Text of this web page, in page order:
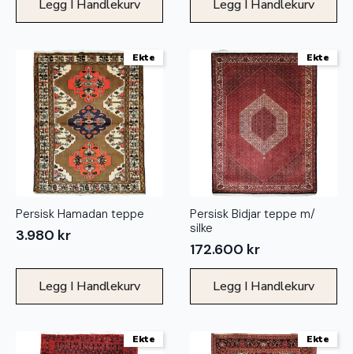
Legg I Handlekurv Legg I Handlekurv
Ekte
Persisk Hamadan teppe
3.980 kr
Legg I Handlekurv
Ekte
Persisk Bidjar teppe m/
silke
172.600 kr
Legg I Handlekurv
Ekte Ekte